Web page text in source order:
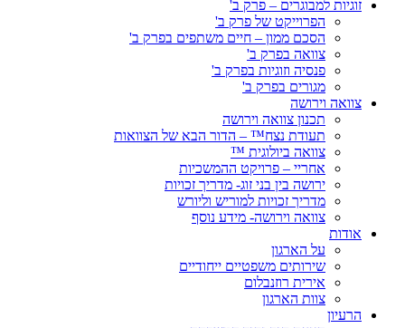
זוגיות למבוגרים – פרק ב'
הפרוייקט של פרק ב'
הסכם ממון – חיים משתפים בפרק ב'
צוואה בפרק ב'
פנסיה וזוגיות בפרק ב'
מגורים בפרק ב'
צוואה וירושה
תכנון צוואה וירושה
תעודת נצח™ – הדור הבא של הצוואות
צוואה ביולוגית ™
אחריי – פרויקט ההמשכיות
ירושה בין בני זוג- מדריך זכויות
מדריך זכויות למוריש וליורש
צוואה וירושה- מידע נוסף
אודות
על הארגון
שירותים משפטיים ייחודיים
אירית רוזנבלום
צוות הארגון
הרעיון